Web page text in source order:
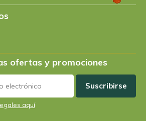
et bien arrosée. Très bien
werden.
ofertas y promociones
Suscribirse
aquí